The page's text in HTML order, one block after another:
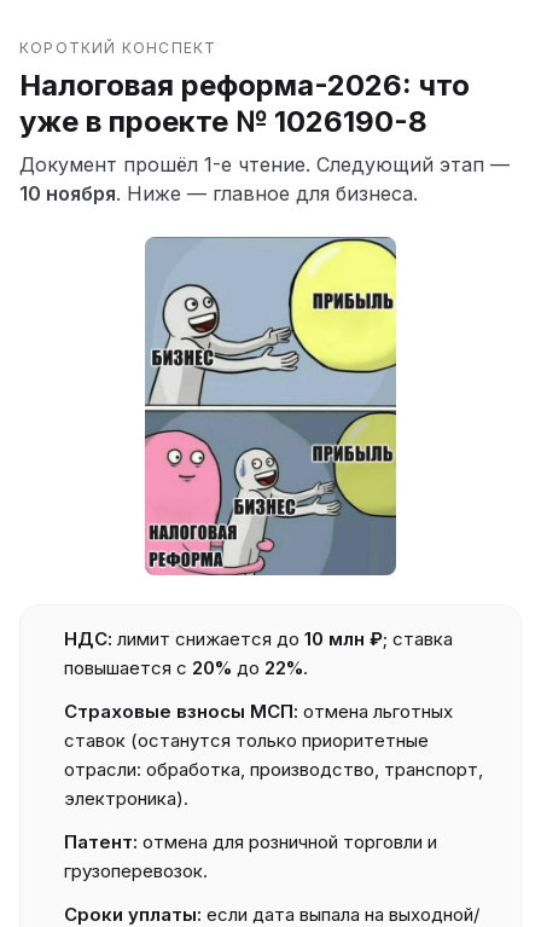
КОРОТКИЙ КОНСПЕКТ
Налоговая реформа-2026: что
уже в проекте № 1026190-8
Документ прошёл 1-е чтение. Следующий этап —
10 ноября. Ниже — главное для бизнеса.
НДС: лимит снижается до 10 млн ₽; ставка
повышается с 20% до 22%.
Страховые взносы МСП: отмена льготных
ставок (останутся только приоритетные
отрасли: обработка, производство, транспорт,
электроника).
Патент: отмена для розничной торговли и
грузоперевозок.
Сроки уплаты: если дата выпала на выходной/